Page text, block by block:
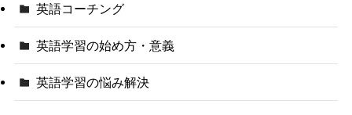
英語コーチング
英語学習の始め方・意義
英語学習の悩み解決